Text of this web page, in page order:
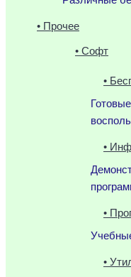
• Прочее
• Софт
•
•
•
•